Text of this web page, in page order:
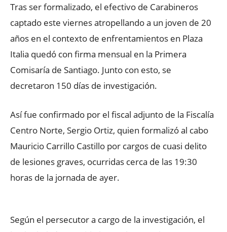
Tras ser formalizado, el efectivo de Carabineros
captado este viernes atropellando a un joven de 20
años en el contexto de enfrentamientos en Plaza
Italia quedó con firma mensual en la Primera
Comisaría de Santiago. Junto con esto, se
decretaron 150 días de investigación.
Así fue confirmado por el fiscal adjunto de la Fiscalía
Centro Norte, Sergio Ortiz, quien formalizó al cabo
Mauricio Carrillo Castillo por cargos de cuasi delito
de lesiones graves, ocurridas cerca de las 19:30
horas de la jornada de ayer.
Según el persecutor a cargo de la investigación, el